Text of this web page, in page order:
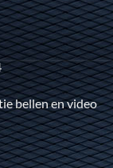
bellen en video